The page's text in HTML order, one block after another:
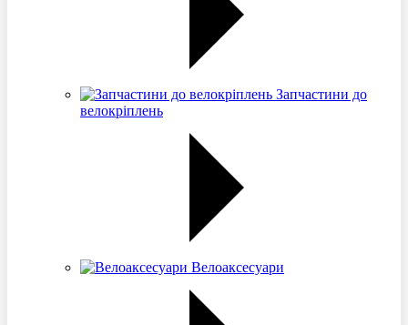
Запчастини до
велокріплень
Велоаксесуари